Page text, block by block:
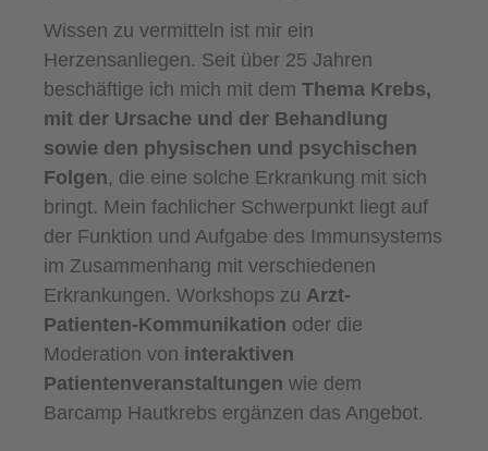
Wissen zu vermitteln ist mir ein
Herzensanliegen. Seit über 25 Jahren
beschäftige ich mich mit dem Thema Krebs,
mit der Ursache und der Behandlung
sowie den physischen und psychischen
Folgen, die eine solche Erkrankung mit sich
bringt. Mein fachlicher Schwerpunkt liegt auf
der Funktion und Aufgabe des Immunsystems
im Zusammenhang mit verschiedenen
Erkrankungen. Workshops zu Arzt-
Patienten-Kommunikation oder die
Moderation von interaktiven
Patientenveranstaltungen wie dem
Barcamp Hautkrebs ergänzen das Angebot.